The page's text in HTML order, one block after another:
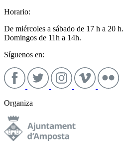
Horario:
De miércoles a sábado de 17 h a 20 h.
Domingos de 11h a 14h.
Síguenos en:
Organiza